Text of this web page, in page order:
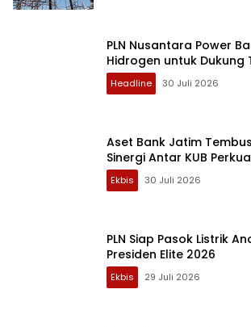
PLN Nusantara Power
Hidrogen untuk Dukung
Headline 30 Juli 2026
Aset Bank Jatim
Sinergi Antar KUB
Ekbis 30 Juli 2026
PLN Siap Pasok Listrik
Presiden Elite 2026
Ekbis 29 Juli 2026